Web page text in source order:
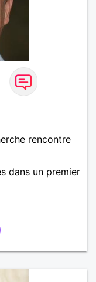
rencontre
dans un premier